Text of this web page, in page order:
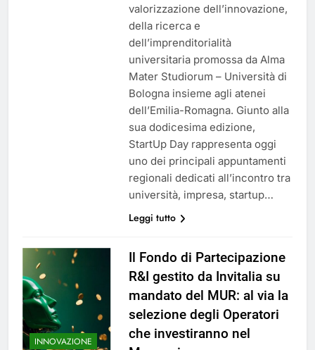
valorizzazione dell’innovazione,
della ricerca e
dell’imprenditorialità
universitaria promossa da Alma
Mater Studiorum – Università di
Bologna insieme agli atenei
dell’Emilia-Romagna. Giunto alla
sua dodicesima edizione,
StartUp Day rappresenta oggi
uno dei principali appuntamenti
regionali dedicati all’incontro tra
università, impresa, startup…
Leggi tutto
INNOVAZIONE
Il Fondo di Partecipazione
R&I gestito da Invitalia su
mandato del MUR: al via la
selezione degli Operatori
che investiranno nel